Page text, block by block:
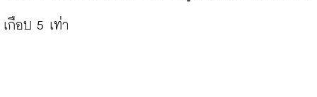
เกือบ 5 เท่า